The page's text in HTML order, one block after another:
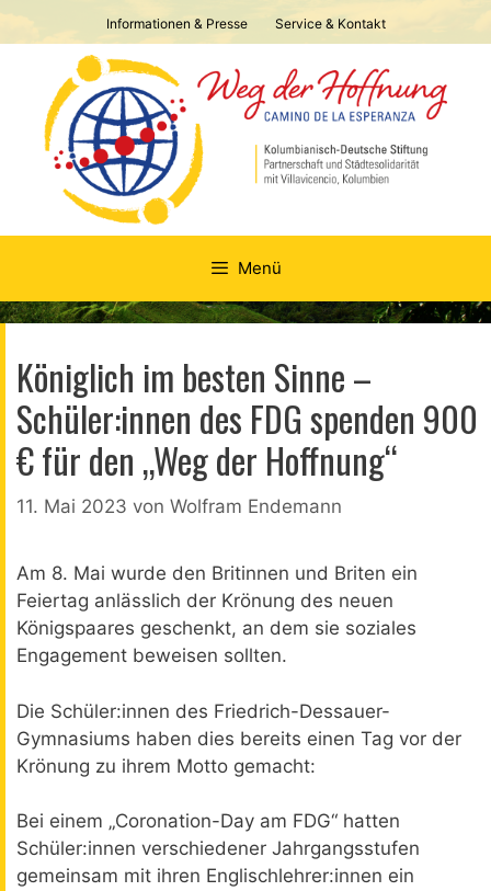
zum
Informationen & Presse Service & Kontakt
Menü
Königlich im besten Sinne –
Schüler:innen des FDG spenden 900
€ für den „Weg der Hoffnung“
11. Mai 2023 von Wolfram Endemann
Am 8. Mai wurde den Britinnen und Briten ein
Feiertag anlässlich der Krönung des neuen
Königspaares geschenkt, an dem sie soziales
Engagement beweisen sollten.
Die Schüler:innen des Friedrich-Dessauer-
Gymnasiums haben dies bereits einen Tag vor der
Krönung zu ihrem Motto gemacht:
Bei einem „Coronation-Day am FDG“ hatten
Schüler:innen verschiedener Jahrgangsstufen
gemeinsam mit ihren Englischlehrer:innen ein